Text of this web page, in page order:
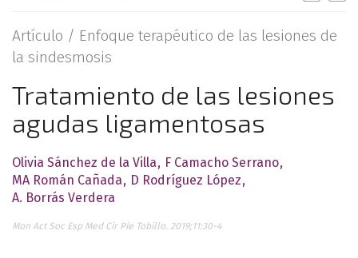
Artículo / Enfoque terapéutico de las lesiones de
la sindesmosis
Tratamiento de las lesiones
agudas ligamentosas
Olivia Sánchez de la Villa
F Camacho Serrano
MA Román Cañada
D Rodríguez López
A. Borrás Verdera
Mon Act Soc Esp Med Cir Pie Tobillo. 2019;11:30-4